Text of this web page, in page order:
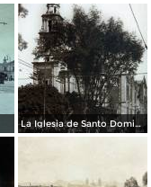
La Iglesia de Santo Domingo.